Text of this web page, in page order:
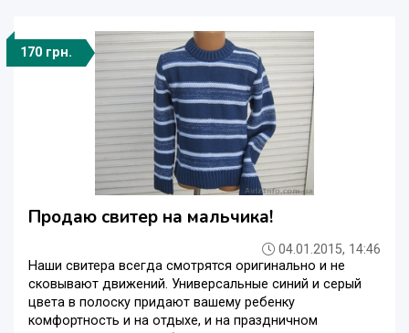
170 грн.
Продаю свитер на мальчика!
04.01.2015, 14:46
Наши свитера всегда смотрятся оригинально и не
сковывают движений. Универсальные синий и серый
цвета в полоску придают вашему ребенку
комфортность и на отдыхе, и на праздничном